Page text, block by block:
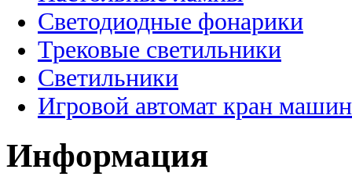
Светодиодные фонарики
Трековые светильники
Светильники
Игровой автомат кран
Информация